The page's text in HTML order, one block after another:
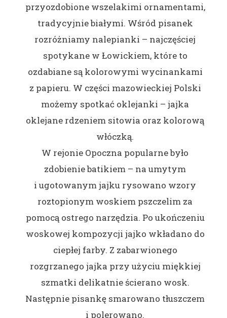
przyozdobione wszelakimi ornamentami,
tradycyjnie białymi. Wśród pisanek
rozróżniamy nalepianki – najczęściej
spotykane w Łowickiem, które to
ozdabiane są kolorowymi wycinankami
z papieru. W części mazowieckiej Polski
możemy spotkać oklejanki – jajka
oklejane rdzeniem sitowia oraz kolorową
włóczką.
W rejonie Opoczna popularne było
zdobienie batikiem – na umytym
i ugotowanym jajku rysowano wzory
roztopionym woskiem pszczelim za
pomocą ostrego narzędzia. Po ukończeniu
woskowej kompozycji jajko wkładano do
ciepłej farby. Z zabarwionego
rozgrzanego jajka przy użyciu miękkiej
szmatki delikatnie ścierano wosk.
Następnie pisankę smarowano tłuszczem
i polerowano.